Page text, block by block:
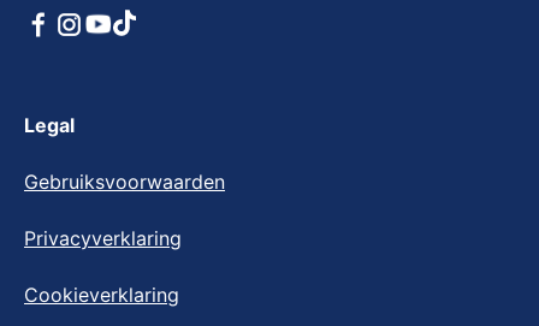
Legal
Gebruiksvoorwaarden
Privacyverklaring
Cookieverklaring